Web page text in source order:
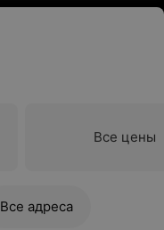
Все цены
Все адреса